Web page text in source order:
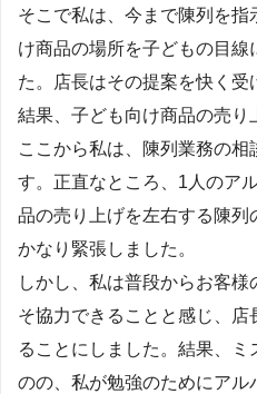
そこで私は、今まで陳列を
け商品の場所を子どもの目線
た。店長はその提案を快く受
結果、子ども向け商品の売り
ここから私は、陳列業務の
す。正直なところ、1人のア
品の売り上げを左右する陳
かなり緊張しました。
しかし、私は普段からお客
そ協力できることと感じ、店
ることにしました。結果、
のの、私が勉強のためにア